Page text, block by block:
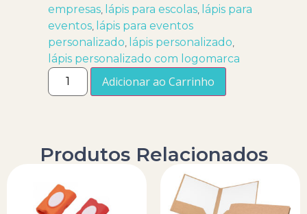
empresas lápis para escolas lápis para
eventos lápis para eventos
personalizado
lápis personalizado
lápis personalizado com logomarca
Adicionar ao Carrinho
Produtos Relacionados